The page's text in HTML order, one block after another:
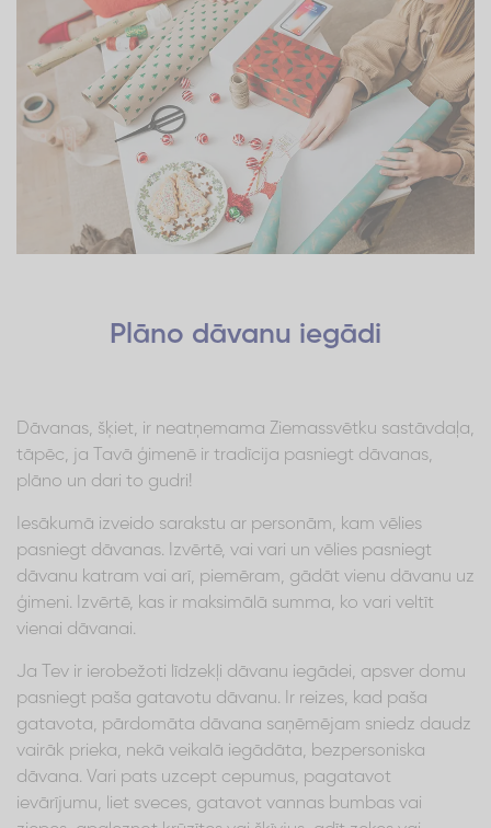
Plāno dāvanu iegādi
Dāvanas, šķiet, ir neatņemama Ziemassvētku sastāvdaļa,
tāpēc, ja Tavā ģimenē ir tradīcija pasniegt dāvanas,
plāno un dari to gudri!
Iesākumā izveido sarakstu ar personām, kam vēlies
pasniegt dāvanas. Izvērtē, vai vari un vēlies pasniegt
dāvanu katram vai arī, piemēram, gādāt vienu dāvanu uz
ģimeni. Izvērtē, kas ir maksimālā summa, ko vari veltīt
vienai dāvanai.
Ja Tev ir ierobežoti līdzekļi dāvanu iegādei, apsver domu
pasniegt paša gatavotu dāvanu. Ir reizes, kad paša
gatavota, pārdomāta dāvana saņēmējam sniedz daudz
vairāk prieka, nekā veikalā iegādāta, bezpersoniska
dāvana. Vari pats uzcept cepumus, pagatavot
ievārījumu, liet sveces, gatavot vannas bumbas vai